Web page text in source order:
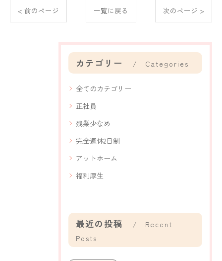
< 前のページ 一覧に戻る 次のページ >
カテゴリー Categories
全てのカテゴリー
正社員
残業少なめ
完全週休2日制
アットホーム
福利厚生
最近の投稿
Recent
Posts